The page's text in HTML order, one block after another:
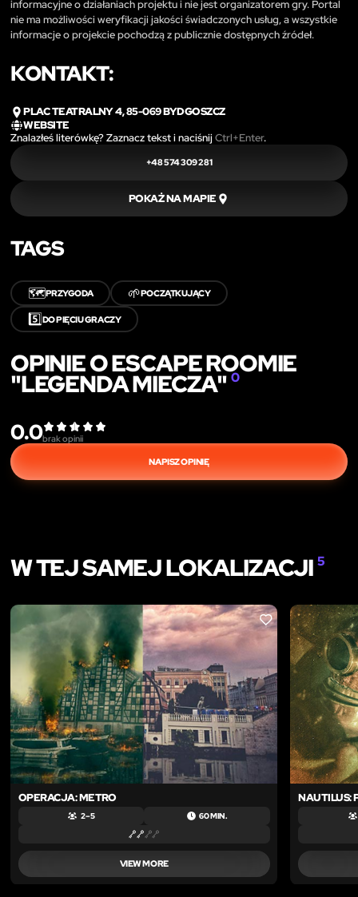
informacyjne o działaniach projektu i nie jest organizatorem gry. Portal
nie ma możliwości weryfikacji jakości świadczonych usług, a wszystkie
informacje o projekcie pochodzą z publicznie dostępnych źródeł.
KONTAKT:
PLAC TEATRALNY 4, 85-069 BYDGOSZCZ
WEBSITE
Znalazłeś literówkę? Zaznacz tekst i naciśnijCtrl+Enter.
+48 574 309 281
POKAŻ NA MAPIE
TAGS
🗺️PRZYGODA 🌱POCZĄTKUJĄCY
5️⃣DO PIĘCIU GRACZY
OPINIE O ESCAPE ROOMIE
"LEGENDA MIECZA"0
0.0brak opinii
NAPISZ OPINIĘ
W TEJ SAMEJ LOKALIZACJI 5
LIKE
OPERACJA: METRO
2 – 5 60 MIN.
VIEW MORE
NAUTILUS: